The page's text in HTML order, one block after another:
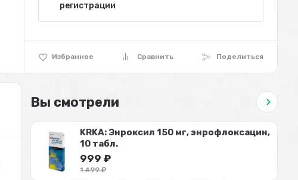
Избранное Сравнить Поделиться
регистрации
Вы смотрели
KRKA: Энроксил 150 мг, энрофлоксацин,
10 табл.
999₽
1 499₽